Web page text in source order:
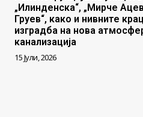
„Илинденска“, „Мирче
Груев“, како и нивните
изградба на нова
канализација
15 Јули, 2026